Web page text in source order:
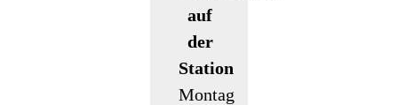
auf
der
Station
Montag